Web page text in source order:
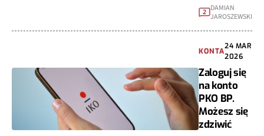
2
DAMIAN
JAROSZEWSKI
KONTA
24 MAR
2026
Zaloguj się
na konto
PKO BP.
Możesz się
zdziwić